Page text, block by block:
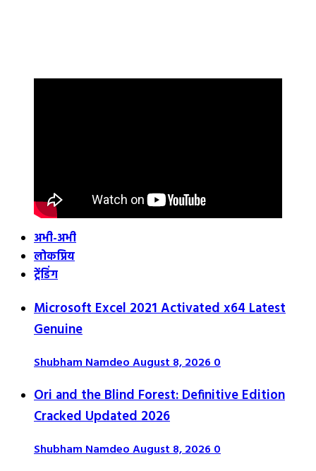
अभी-अभी
लोकप्रिय
ट्रेंडिंग
Microsoft Excel 2021 Activated x64 Latest
Genuine
Shubham NamdeoAugust 8, 20260
Ori and the Blind Forest: Definitive Edition
Cracked Updated 2026
Shubham NamdeoAugust 8, 20260